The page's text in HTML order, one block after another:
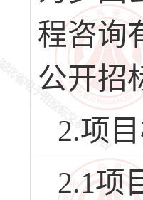
程咨询
公开招
2.项
2.1项